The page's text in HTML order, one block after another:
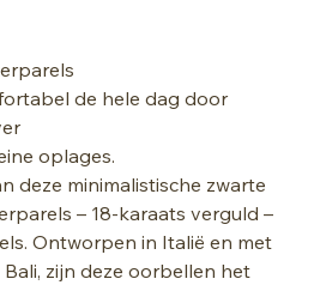
de hele dag door
oplages.
deze minimalistische zwarte
– 18-karaats verguld –
Ontworpen in Italië en met
zijn deze oorbellen het